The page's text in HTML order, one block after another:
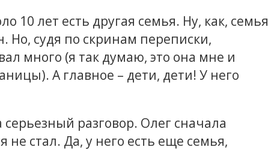
10 лет есть другая семья. Ну, как, семья
Но, судя по скринам переписки,
много (я так думаю, это она мне и
А главное – дети, дети! У него
разговор. Олег сначала
не стал. Да, у него есть еще семья,